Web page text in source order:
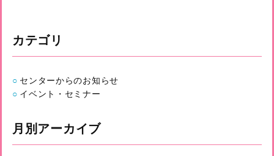
カテゴリ
センターからのお知らせ
イベント・セミナー
月別アーカイブ